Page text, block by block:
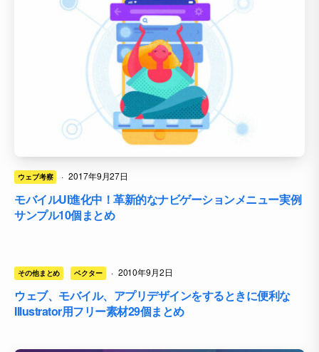
ウェブ考察 · 2017年9月27日
モバイルUI進化中！革新的なナビゲーションメニュー実例
サンプル10個まとめ
その他まとめ ベクター · 2010年9月2日
ウェブ、モバイル、アプリデザインをするときに便利な
Illustrator用フリー素材29個まとめ